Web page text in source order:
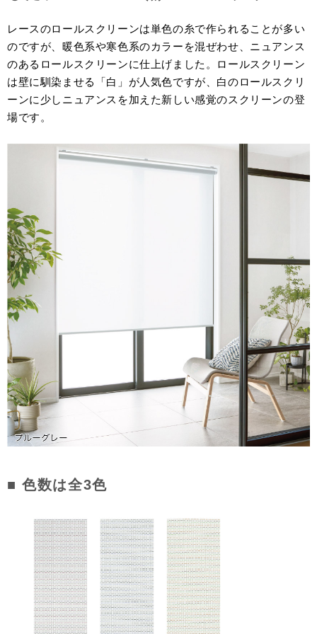
レースのロールスクリーンは単色の糸で作られることが多い
のですが、暖色系や寒色系のカラーを混ぜわせ、ニュアンス
のあるロールスクリーンに仕上げました。ロールスクリーン
は壁に馴染ませる「白」が人気色ですが、白のロールスクリ
ーンに少しニュアンスを加えた新しい感覚のスクリーンの登
場です。
■ 色数は全3色